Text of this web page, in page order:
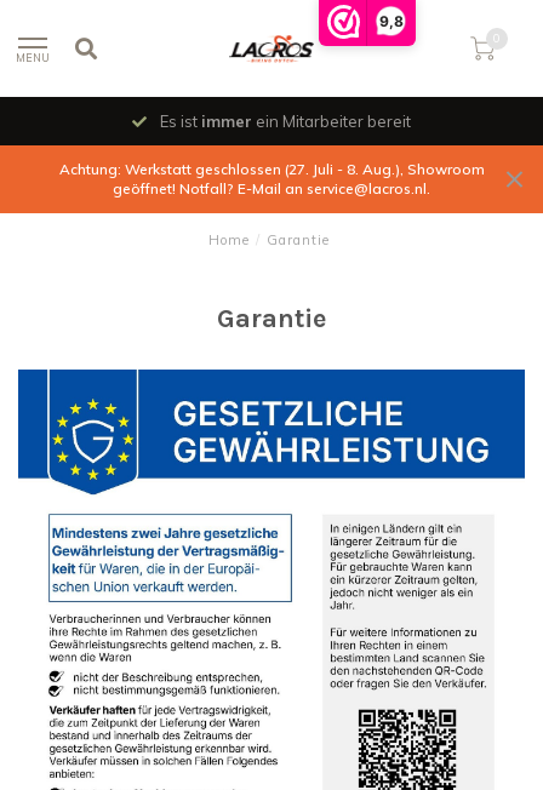
9,8
MENU
0
Es ist immer ein Mitarbeiter bereit
Achtung: Werkstatt geschlossen (27. Juli - 8. Aug.), Showroom
geöffnet! Notfall? E-Mail an service@lacros.nl.
Home / Garantie
Garantie